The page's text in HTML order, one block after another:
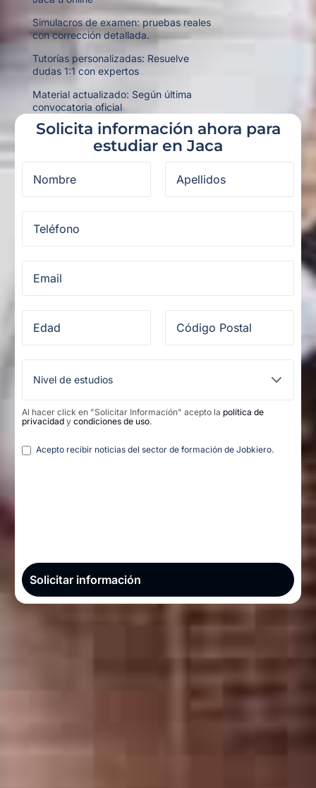
Simulacros de examen: pruebas reales
con corrección detallada.
Tutorías personalizadas: Resuelve
dudas 1:1 con expertos
Material actualizado: Según última
convocatoria oficial
Solicita información ahora para
estudiar en Jaca
Al hacer click en "Solicitar Información" acepto la política de
privacidad y condiciones de uso.
Acepto recibir noticias del sector de formación de Jobkiero.